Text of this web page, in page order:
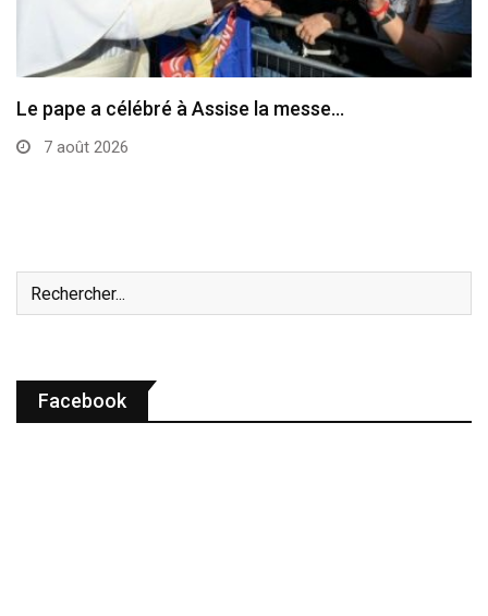
Le pape a célébré à Assise la messe…
7 août 2026
Facebook